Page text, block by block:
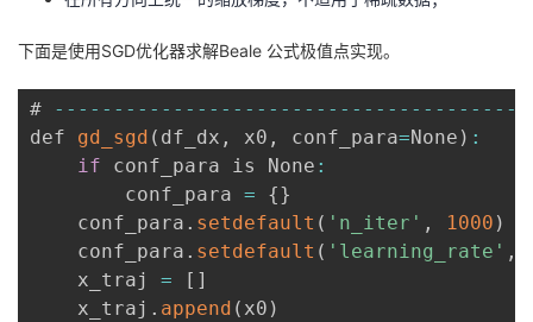
下面是使用SGD优化器求解Beale 公式极值点实现。
# -- -- -- -- -- -- -- -- -- -- -- -- -- -- -- -- -- -- -- --
def gd_sgd ( df_dx , x0 , conf_para=None ) :
if conf_para is None :
        conf_para
= {}
    conf_para
. setdefault ( 'n_iter' , 1000 )
    conf_para
. setdefault ( 'learning_rate' ,
    x_traj
= [ ]
    x_traj
. append ( x0 )